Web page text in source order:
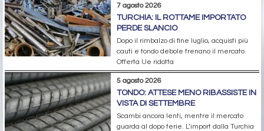
7 agosto 2026
TURCHIA: IL ROTTAME IMPORTATO
PERDE SLANCIO
Dopo il rimbalzo di fine luglio, acquisti più
cauti e tondo debole frenano il mercato.
Offerta Ue ridotta
5 agosto 2026
TONDO: ATTESE MENO RIBASSISTE IN
VISTA DI SETTEMBRE
Scambi ancora lenti, mentre il mercato
guarda al dopo ferie. L’import dalla Turchia